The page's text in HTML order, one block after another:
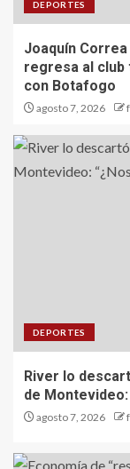
DEPORTES
Joaquín
regresa al club
con Botafogo
agosto 7, 2026
DEPORTES
River lo
de
agosto 7, 2026